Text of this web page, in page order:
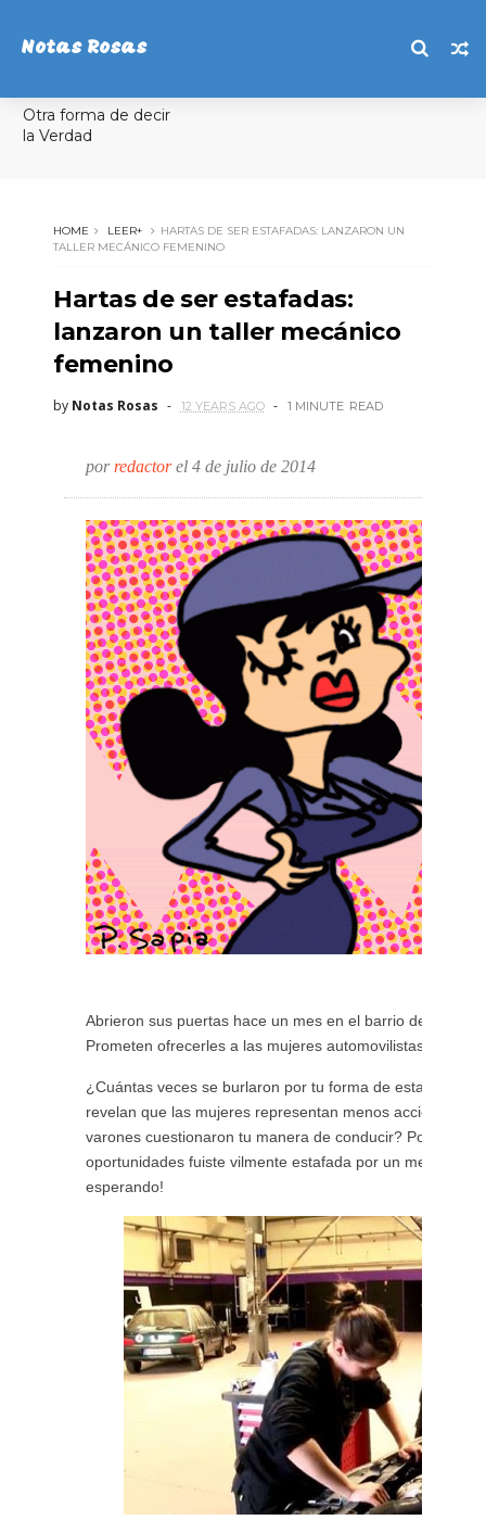
Notas Rosas
Otra forma de decir
la Verdad
HOME LEER+
HARTAS DE SER ESTAFADAS: LANZARON UN
TALLER MECÁNICO FEMENINO
Hartas de ser estafadas:
lanzaron un taller mecánico
femenino
by Notas Rosas 12 YEARS AGO 1 MINUTE READ
por redactorel 4 de julio de 2014
Abrieron sus puertas hace un mes en el barrio de Saint-
Prometen ofrecerles a las mujeres automovilistas lo que
¿Cuántas veces se burlaron por tu forma de estacionar
revelan que las mujeres representan menos accidentes
varones cuestionaron tu manera de conducir? Por
oportunidades fuiste vilmente estafada por un
esperando!